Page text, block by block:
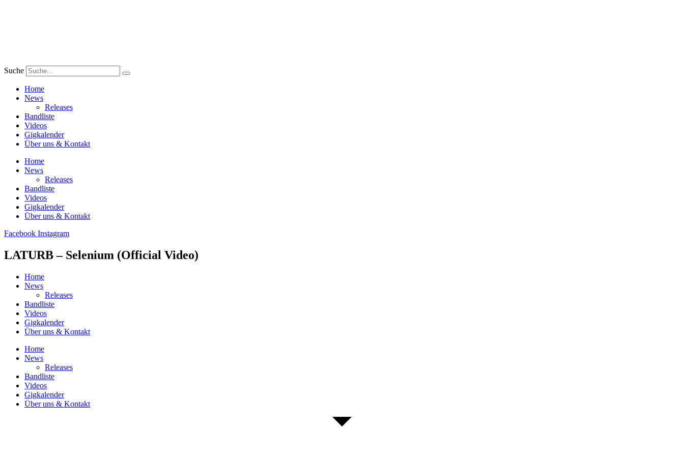
Suche
Home
News
Releases
Bandliste
Videos
Gigkalender
Über uns & Kontakt
Home
News
Releases
Bandliste
Videos
Gigkalender
Über uns & Kontakt
Facebook Instagram
LATURB – Selenium (Official Video)
Home
News
Releases
Bandliste
Videos
Gigkalender
Über uns & Kontakt
Home
News
Releases
Bandliste
Videos
Gigkalender
Über uns & Kontakt